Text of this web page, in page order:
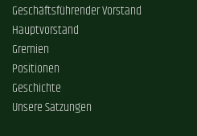
Geschäftsführender Vorstand
Hauptvorstand
Gremien
Positionen
Geschichte
Unsere Satzungen